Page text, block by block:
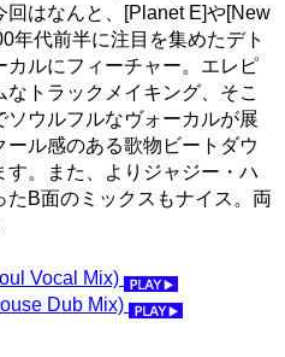
回はなんと、[Planet E]や[New
年代前半に注目を集めたデト
カルにフィーチャー。エレピ
トラックメイキング、そこ
ウルフルなヴォーカルが展
ル感のある歌物ビートダウ
。また、よりジャジー・ハ
たB面のミックスもナイス。両
Vocal Mix)
Dub Mix)